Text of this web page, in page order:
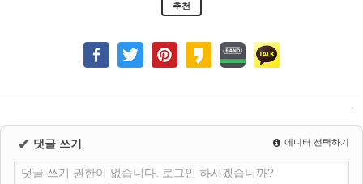
추천
✔ 댓글 쓰기 에디터 선택하기
댓글 쓰기 권한이 없습니다. 로그인 하시겠습니까?